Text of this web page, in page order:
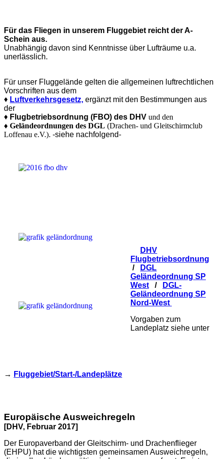
Für das Fliegen in unserem Fluggebiet reicht der A-
Schein aus.
Unabhängig davon sind Kenntnisse über Lufträume u.a.
unerlässlich.
Für unser Fluggelände gelten die allgemeinen luftrechtlichen
Vorschriften aus dem
♦ Luftverkehrsgesetz, ergänzt mit den Bestimmungen aus
der
♦ Flugbetriebsordnung (FBO) des DHV und den
♦ Geländeordnungen des DGL (Drachen- und Gleitschirmclub
Loffenau e.V.). -siehe nachfolgend-
DHV
Flugbetriebsordnung
/
DGL
Geländeordnung SP
West /
DGL-
Geländeordnung SP
Nord-West
Vorgaben zum
Landeplatz siehe unter
→ Fluggebiet/Start-/Landeplätze
Europäische Ausweichregeln
[DHV, Februar 2017]
Der Europaverband der Gleitschirm- und Drachenflieger
(EHPU) hat die wichtigsten gemeinsamen Ausweichregeln,